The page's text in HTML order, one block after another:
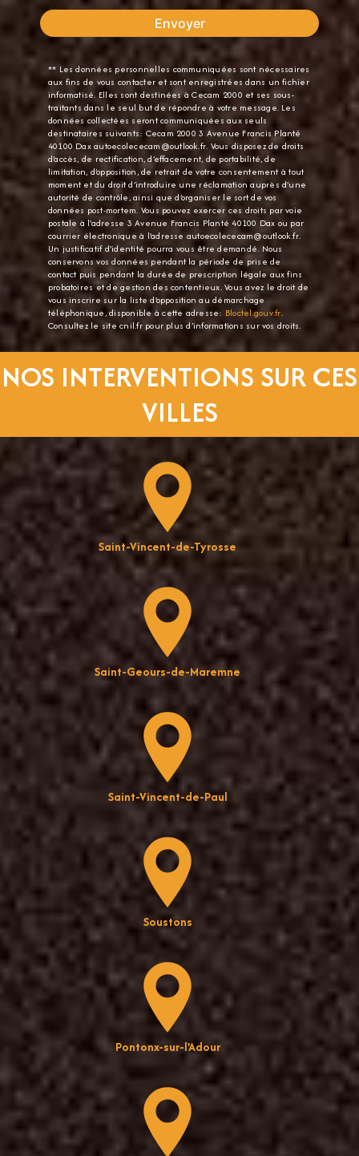
Envoyer
** Les données personnelles communiquées sont nécessaires
aux fins de vous contacter et sont enregistrées dans un fichier
informatisé. Elles sont destinées à Cecam 2000 et ses sous-
traitants dans le seul but de répondre à votre message. Les
données collectées seront communiquées aux seuls
destinataires suivants: Cecam 2000 3 Avenue Francis Planté
40100 Dax autoecolececam@outlook.fr. Vous disposez de droits
d’accès, de rectification, d’effacement, de portabilité, de
limitation, d’opposition, de retrait de votre consentement à tout
moment et du droit d’introduire une réclamation auprès d’une
autorité de contrôle, ainsi que d’organiser le sort de vos
données post-mortem. Vous pouvez exercer ces droits par voie
postale à l'adresse 3 Avenue Francis Planté 40100 Dax ou par
courrier électronique à l'adresse autoecolececam@outlook.fr.
Un justificatif d'identité pourra vous être demandé. Nous
conservons vos données pendant la période de prise de
contact puis pendant la durée de prescription légale aux fins
probatoires et de gestion des contentieux. Vous avez le droit de
vous inscrire sur la liste d'opposition au démarchage
téléphonique, disponible à cette adresse: Bloctel.gouv.fr.
Consultez le site cnil.fr pour plus d’informations sur vos droits.
NOS INTERVENTIONS SUR CES
VILLES
Saint-Vincent-de-Tyrosse
Saint-Geours-de-Maremne
Saint-Vincent-de-Paul
Soustons
Pontonx-sur-l'Adour